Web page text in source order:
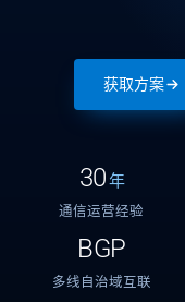
获取方案
30年
通信运营经验
BGP
多线自治域互联